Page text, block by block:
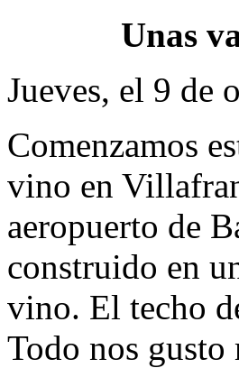
Unas
Jueves, el 9 de
Comenzamos
vino en
aeropuerto de
construido en
vino. El techo
Todo nos gusto